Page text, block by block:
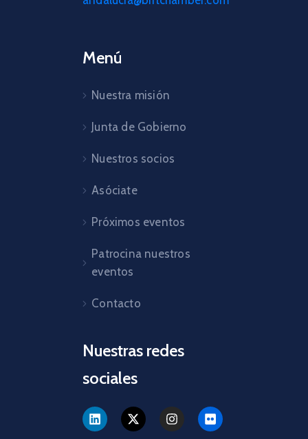
Menú
Nuestra misión
Junta de Gobierno
Nuestros socios
Asóciate
Próximos eventos
Patrocina nuestros
eventos
Contacto
Nuestras redes
sociales